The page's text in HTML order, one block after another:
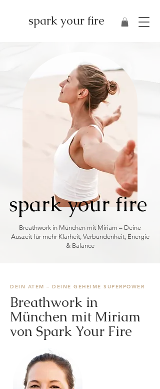
spark your fire
spark your fire
Breathwork in München mit Miriam – Deine
Auszeit für mehr Klarheit, Verbundenheit, Energie
& Balance
DEIN ATEM – DEINE GEHEIME SUPERPOWER
Breathwork in
München mit Miriam
von Spark Your Fire